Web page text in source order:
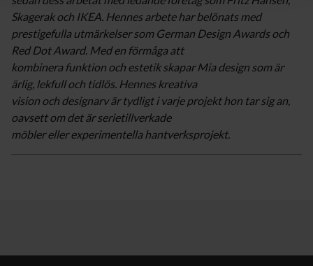
Skagerak och IKEA. Hennes arbete har belönats med
prestigefulla utmärkelser som German Design Awards och
Red Dot Award. Med en förmåga att
kombinera funktion och estetik skapar Mia design som är
ärlig, lekfull och tidlös. Hennes kreativa
vision och designarv är tydligt i varje projekt hon tar sig an,
oavsett om det är serietillverkade
möbler eller experimentella hantverksprojekt.